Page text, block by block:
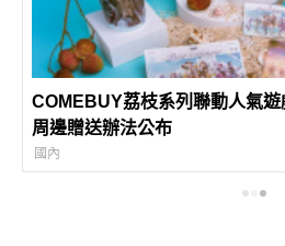
COMEBUY荔枝系列聯動人氣
周邊贈送辦法公布
國內